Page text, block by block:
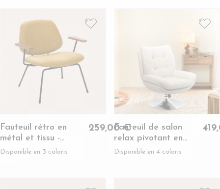
Fauteuil rétro en
métal et tissu -
CASCAIS
Disponible en 3 coloris
259,00 €Fauteuil de salon
relax pivotant en
tissu - ERIC
Disponible en 4 coloris